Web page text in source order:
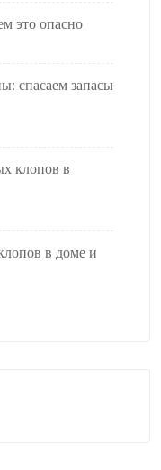
это опасно
спасаем запасы
клопов в
в доме и